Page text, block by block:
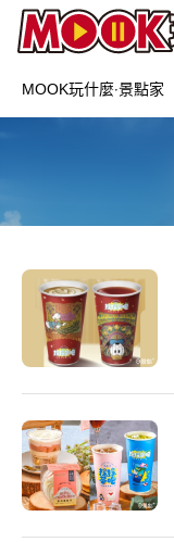
MOOK玩什麼‧景點家